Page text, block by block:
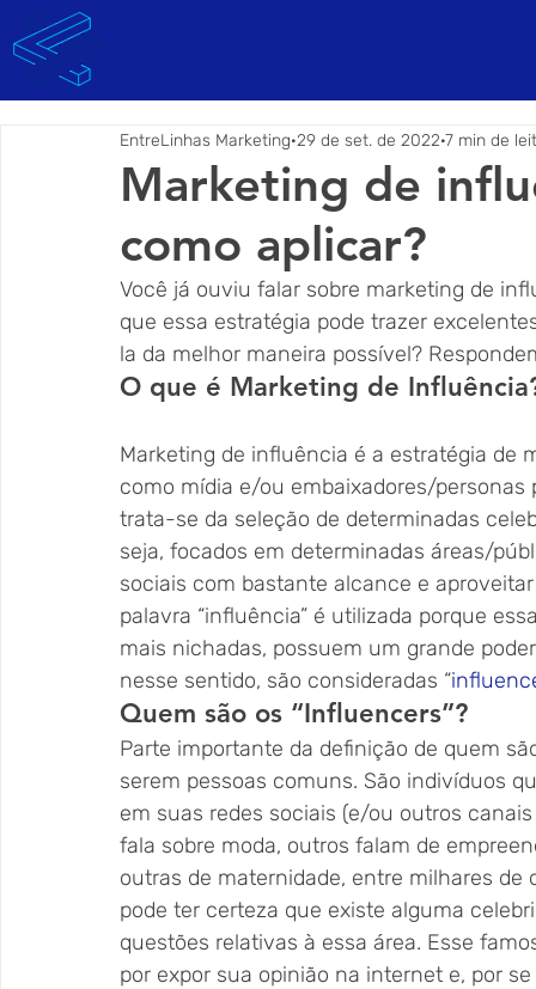
Marketing de
como aplicar?
EntreLinhas Marketing 29 de set. de 2022 7 min de
Você já ouviu falar sobre marketing de
que essa estratégia pode trazer
la da melhor maneira possível?
O que é Marketing de
Marketing de influência é a estratégia
como mídia e/ou embaixadores/
trata-se da seleção de determinadas
seja, focados em determinadas áreas/
sociais com bastante alcance e
palavra “influência” é utilizada porque
mais nichadas, possuem um grande
nesse sentido, são consideradas “
Quem são os “Influencers”?
Parte importante da definição de quem
serem pessoas comuns. São indivíduos
em suas redes sociais (e/ou outros
fala sobre moda, outros falam de
outras de maternidade, entre milhares
pode ter certeza que existe alguma
questões relativas à essa área. Esse
por expor sua opinião na internet e, por